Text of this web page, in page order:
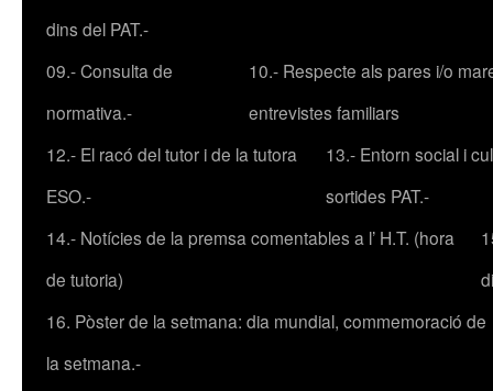
dins del PAT.-
09.- Consulta de
normativa.-
10.- Respecte als pares i/o
entrevistes familiars
12.- El racó del tutor i de la tutora
ESO.-
13.- Entorn social i
sortides PAT.-
14.- Notícies de la premsa comentables a l’ H.T. (hora
de tutoria)
16. Pòster de la setmana: dia mundial, commemoració de
la setmana.-